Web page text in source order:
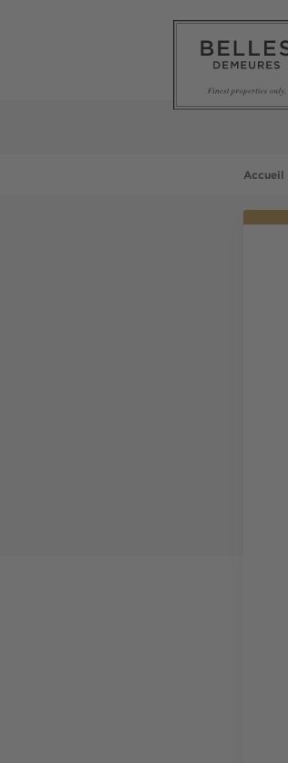
Fil
Accueil